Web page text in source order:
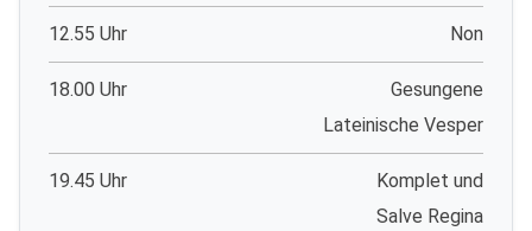
12.55 Uhr Non
18.00 Uhr
Gesungene
Lateinische Vesper
19.45 Uhr
Komplet und
Salve Regina